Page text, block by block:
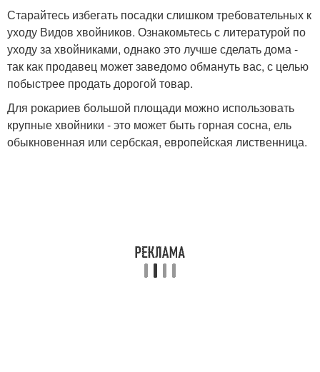
Старайтесь избегать посадки слишком требовательных к
уходу Видов хвойников. Ознакомьтесь с литературой по
уходу за хвойниками, однако это лучше сделать дома -
так как продавец может заведомо обмануть вас, с целью
побыстрее продать дорогой товар.
Для рокариев большой площади можно использовать
крупные хвойники - это может быть горная сосна, ель
обыкновенная или сербская, европейская лиственница.